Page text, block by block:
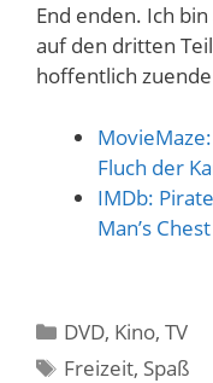
End enden. Ich
auf den dritten
hoffentlich
Fluch der
IMDb:
Man’s Chest
Kategorien
DVD, Kino, TV
Schlagwörter
Freizeit, Spaß